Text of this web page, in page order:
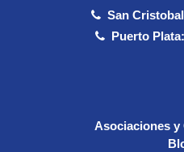
San
Puerto
Asociaciones y